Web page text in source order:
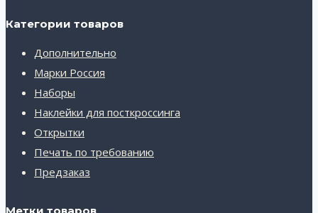
Категории товаров
Дополнительно
Марки Россия
Наборы
Наклейки для посткроссинга
Открытки
Печать по требованию
Предзаказ